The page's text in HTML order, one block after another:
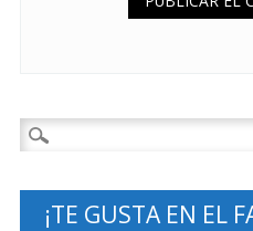
Buscar:
¡TE GUSTA EN EL